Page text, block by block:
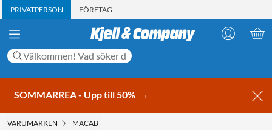
PRIVATPERSON FÖRETAG
SOMMARREA - Upp till 50% →
VARUMÄRKEN MACAB